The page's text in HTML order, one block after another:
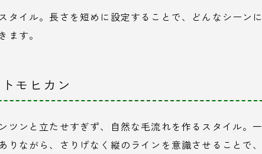
タイル。長さを短めに設定することで、どんなシーンに
ます。
モヒカン
ツンと立たせすぎず、自然な毛流れを作るスタイル。一
ながら、さりげなく縦のラインを意識させることで、